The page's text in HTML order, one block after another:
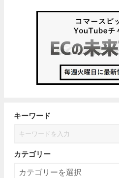
キーワード
カテゴリー